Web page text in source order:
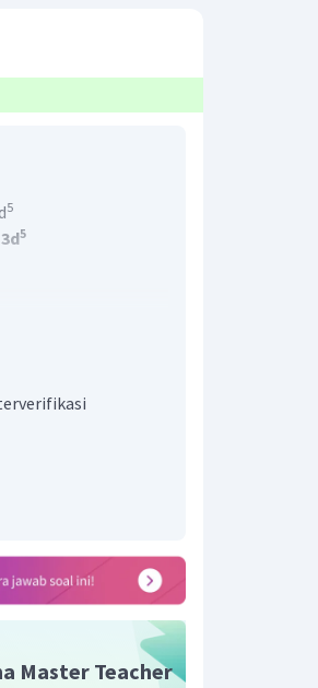
5
3d5
Master Teacher